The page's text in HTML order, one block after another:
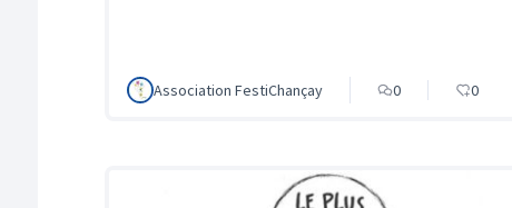
Association FestiChançay 0 0